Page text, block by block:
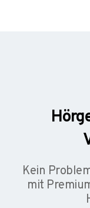
Kein
mit